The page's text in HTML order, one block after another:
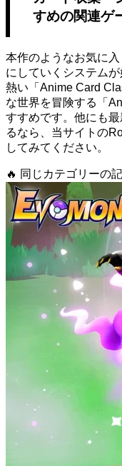
すめの関連ゲ
本作のようなお気に
にしていくシステム
熱い「Anime Card
な世界を冒険する「
すすめです。他にも
るなら、当サイトの
してみてください。
🔥 同じカテゴリーの